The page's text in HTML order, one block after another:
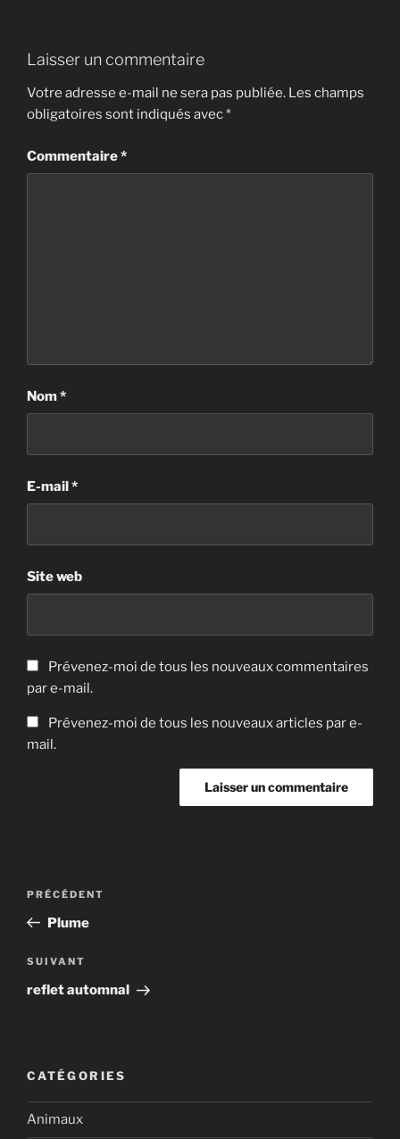
Laisser un commentaire
Votre adresse e-mail ne sera pas publiée. Les champs
obligatoires sont indiqués avec*
Commentaire*
Nom*
E-mail*
Site web
Prévenez-moi de tous les nouveaux commentaires
par e-mail.
Prévenez-moi de tous les nouveaux articles par e-
mail.
Navigation
l’article
Article
précédent
PRÉCÉDENT
Plume
Article
suivant
SUIVANT
reflet automnal
CATÉGORIES
Animaux